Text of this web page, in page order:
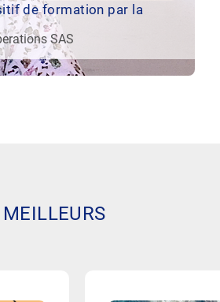
de formation par la
SAS